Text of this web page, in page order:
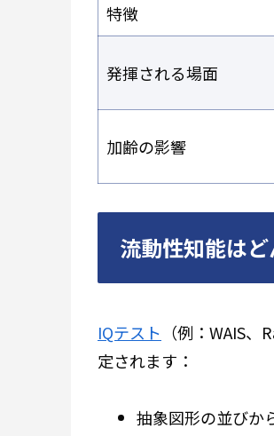
特徴
発揮される場面
加齢の影響
流動性知能は
IQテスト （例：WAIS
定されます：
抽象図形の並びか